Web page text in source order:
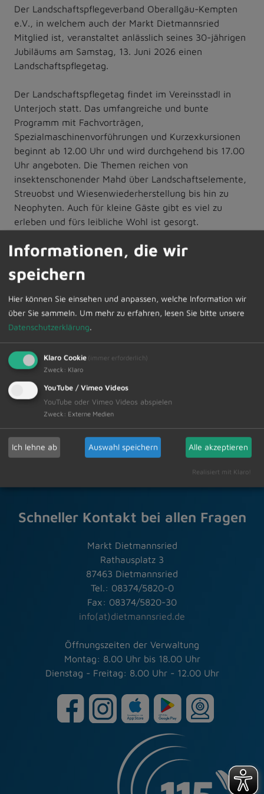
Der Landschaftspflegeverband Oberallgäu-Kempten
e.V., in welchem auch der Markt Dietmannsried
Mitglied ist, veranstaltet anlässlich seines 30-jährigen
Jubiläums am Samstag, 13. Juni 2026 einen
Landschaftspflegetag.
Der Landschaftspflegetag findet im Vereinsstadl in
Unterjoch statt. Das umfangreiche und bunte
Programm mit Fachvorträgen,
Spezialmaschinenvorführungen und Kurzexkursionen
beginnt ab 12.00 Uhr und wird durchgehend bis 17.00
Uhr angeboten. Die Themen reichen von
insektenschonender Mahd über Landschaftselemente,
Streuobst und Wiesenwiederherstellung bis hin zu
Neophyten. Auch für kleine Gäste gibt es viel zu
erleben und fürs leibliche Wohl ist gesorgt.
Der Landschaftspflegetag findet bei jedem Wetter
umfangreichen Programm herzlich eingeladen. Da an
Anreise zum Vereinsstadl über Wertach erfolgen.
Weitere Informationen sowie das detaillierte
Programm finden Sie unter
allgaeu.de/aktuelles
Zur Übersicht
12.06.2026
Schneller Kontakt bei allen Fragen
Markt Dietmannsried
Rathausplatz 3
87463 Dietmannsried
Tel.: 08374/5820-0
Fax: 08374/5820-30
info(at)dietmannsried.de
Öffnungszeiten der Verwaltung
Montag: 8.00 Uhr bis 18.00 Uhr
Dienstag - Freitag: 8.00 Uhr - 12.00 Uhr
Informationen, die wir
speichern
Hier können Sie einsehen und anpassen, welche Information wir
über Sie sammeln. Um mehr zu erfahren, lesen Sie bitte unsere
Datenschutzerklärung.
Klaro Cookie (immer erforderlich)
Zweck : Klaro
YouTube / Vimeo Videos
YouTube oder Vimeo Videos abspielen
Zweck : Externe Medien
Ich lehne ab Auswahl speichern Alle akzeptieren
Realisiert mit Klaro!